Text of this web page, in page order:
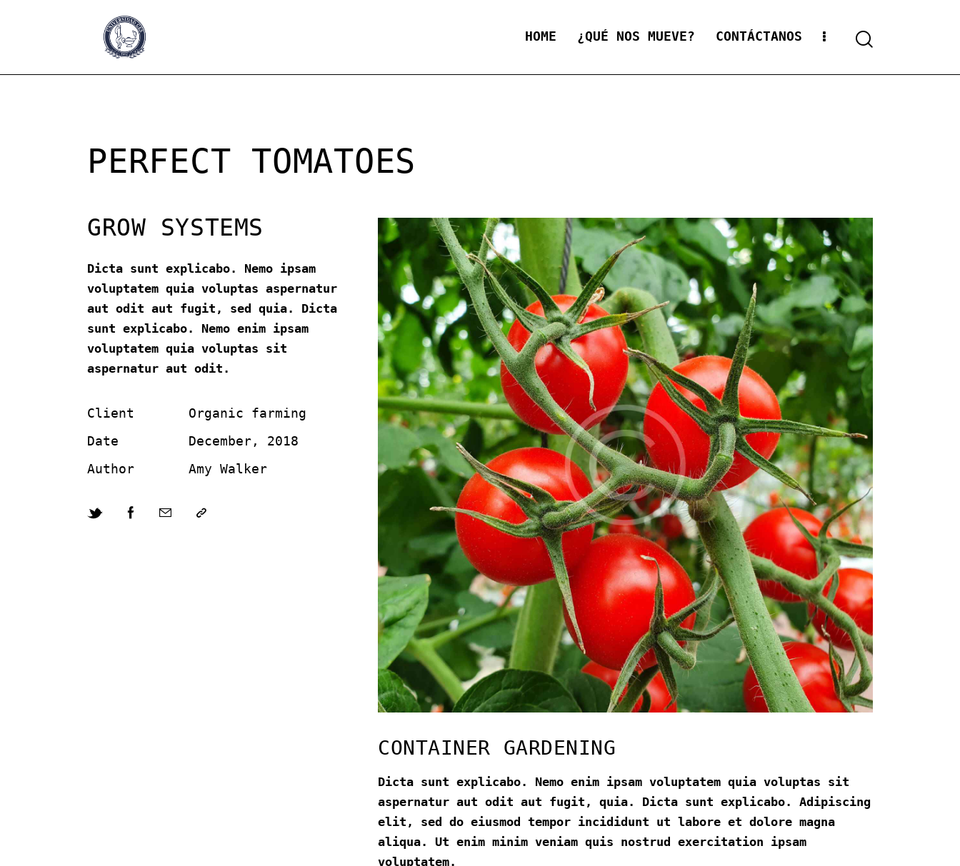
HOME ¿QUÉ NOS MUEVE? CONTÁCTANOS Search
PERFECT TOMATOES
GROW SYSTEMS
Dicta sunt explicabo. Nemo ipsam
voluptatem quia voluptas aspernatur
aut odit aut fugit, sed quia. Dicta
sunt explicabo. Nemo enim ipsam
voluptatem quia voluptas sit
aspernatur aut odit.
Client
Organic farming
Date
December, 2018
Author
Amy Walker
Twitter-FacebookShare-Copy
CONTAINER GARDENING
Dicta sunt explicabo. Nemo enim ipsam voluptatem quia voluptas sit
aspernatur aut odit aut fugit, quia. Dicta sunt explicabo. Adipiscing
elit, sed do eiusmod tempor incididunt ut labore et dolore magna
aliqua. Ut enim minim veniam quis nostrud exercitation ipsam
voluptatem.